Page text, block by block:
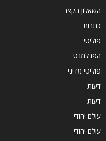
השאלון הקצר
כתבות
פוליטי
הפרלמנט
פוליטי מדיני
דעות
דעות
עולם יהודי
עולם יהודי